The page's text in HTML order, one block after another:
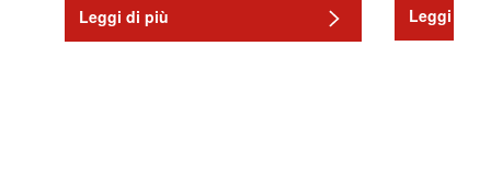
Leggi di più Leggi di